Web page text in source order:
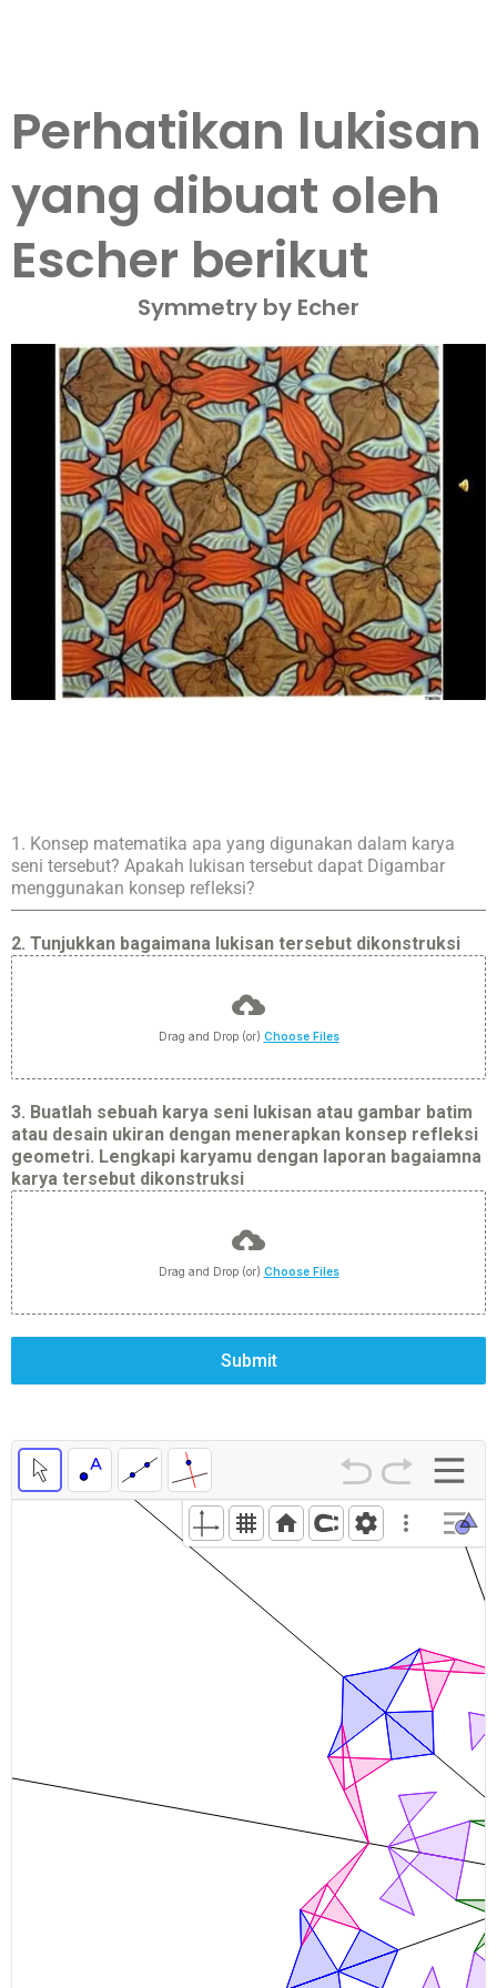
Perhatikan lukisan
yang dibuat oleh
Escher berikut
Symmetry by Echer
1. Konsep matematika apa yang digunakan dalam karya
seni tersebut? Apakah lukisan tersebut dapat Digambar
menggunakan konsep refleksi?
2. Tunjukkan bagaimana lukisan tersebut dikonstruksi
Drag and Drop (or) Choose Files
3. Buatlah sebuah karya seni lukisan atau gambar batim
atau desain ukiran dengan menerapkan konsep refleksi
geometri. Lengkapi karyamu dengan laporan bagaiamna
karya tersebut dikonstruksi
Drag and Drop (or) Choose Files
Submit